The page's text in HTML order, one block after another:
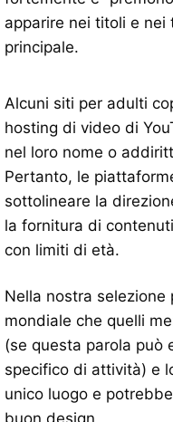
apparire nei titoli e nei
principale.
Alcuni siti per adulti
hosting di video di
nel loro nome o
Pertanto, le
sottolineare la
la fornitura di
con limiti di età.
Nella nostra
mondiale che quelli
(se questa parola può
specifico di attività) e
unico luogo e